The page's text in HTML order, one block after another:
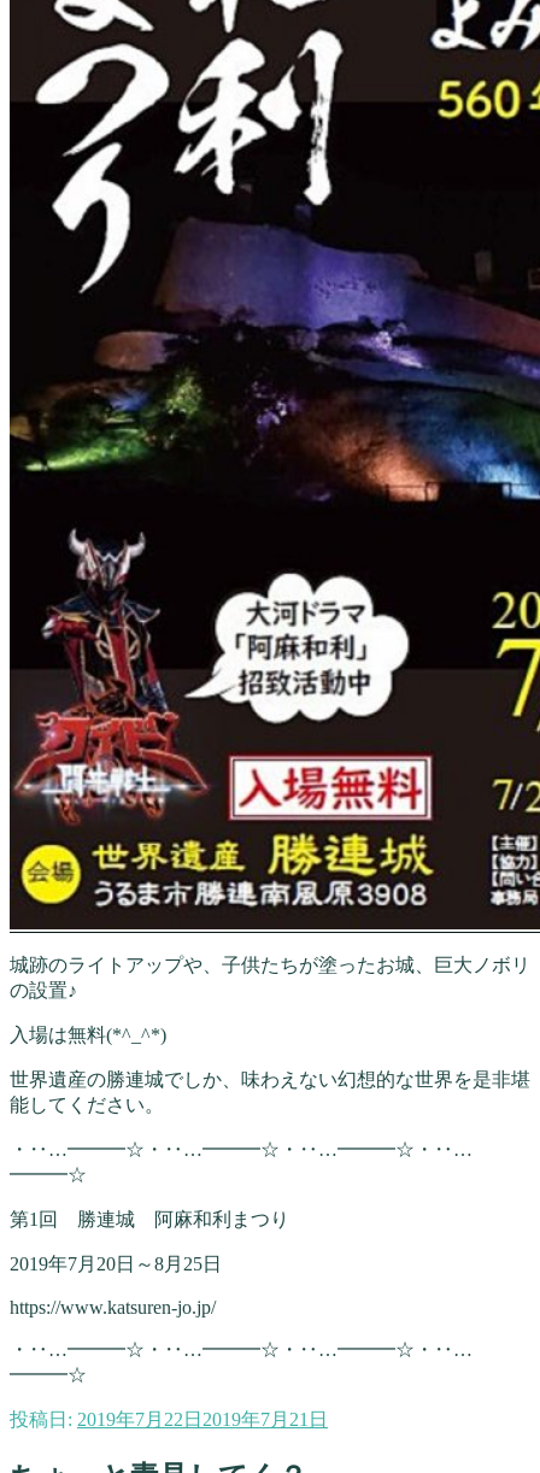
城跡のライトアップや、子供たちが塗ったお城、巨大ノボリ
の設置♪
入場は無料(*^_^*)
世界遺産の勝連城でしか、味わえない幻想的な世界を是非堪
能してください。
・‥…━━━☆・‥…━━━☆・‥…━━━☆・‥…
━━━☆
第1回 勝連城 阿麻和利まつり
2019年7月20日～8月25日
https://www.katsuren-jo.jp/
・‥…━━━☆・‥…━━━☆・‥…━━━☆・‥…
━━━☆
投稿日: 2019年7月22日 2019年7月21日